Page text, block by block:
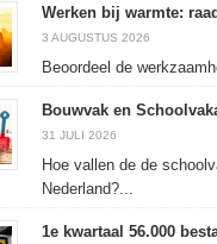
een
venster
een
venster
nieuw
geopend)
Werken bij warmte:
3 AUGUSTUS 2026
Beoordeel de
Bouwvak en
31 JULI 2026
Hoe vallen de de
Nederland?...
1e kwartaal 56.000